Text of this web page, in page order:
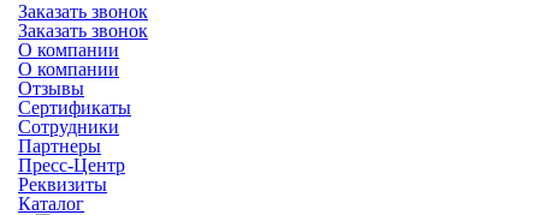
Заказать звонок
Заказать звонок
О компании
О компании
Отзывы
Сертификаты
Сотрудники
Партнеры
Пресс-Центр
Реквизиты
Каталог